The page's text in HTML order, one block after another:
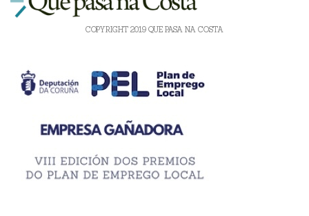
COPYRIGHT 2019 QUE PASA NA COSTA